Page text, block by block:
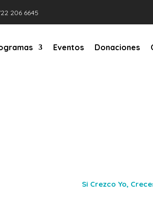
206 6645
Eventos Donaciones
Si Crezco Yo,